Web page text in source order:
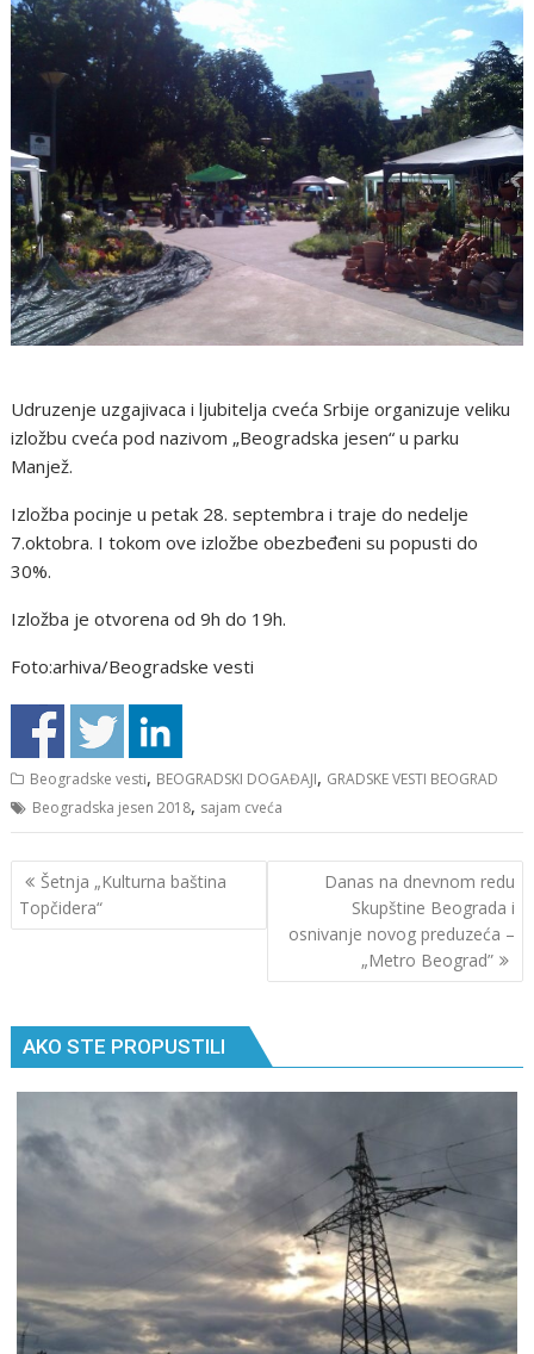
Udruzenje uzgajivaca i ljubitelja cveća Srbije organizuje veliku
izložbu cveća pod nazivom „Beogradska jesen“ u parku
Manjež.
Izložba pocinje u petak 28. septembra i traje do nedelje
7.oktobra. I tokom ove izložbe obezbeđeni su popusti do
30%.
Izložba je otvorena od 9h do 19h.
Foto:arhiva/Beogradske vesti
Beogradske vesti, BEOGRADSKI DOGAĐAJI, GRADSKE VESTI BEOGRAD
Beogradska jesen 2018, sajam cveća
Кретање
чланка
Šetnja „Kulturna baština
Topčidera“
Danas na dnevnom redu
Skupštine Beograda i
osnivanje novog preduzeća –
„Metro Beograd”
AKO STE PROPUSTILI